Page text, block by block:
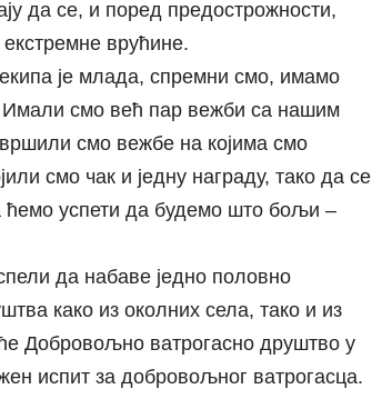
да се, и поред предострожности,
врућине.
је млада, спремни смо, имамо
смо већ пар вежби са нашим
смо вежбе на којима смо
смо чак и једну награду, тако да се
успети да будемо што бољи –
да набаве једно половно
како из околних села, тако и из
Добровољно ватрогасно друштво у
испит за добровољног ватрогасца.